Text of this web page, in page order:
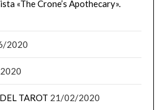
«The Crone’s Apothecary».
2020
TAROT 21/02/2020